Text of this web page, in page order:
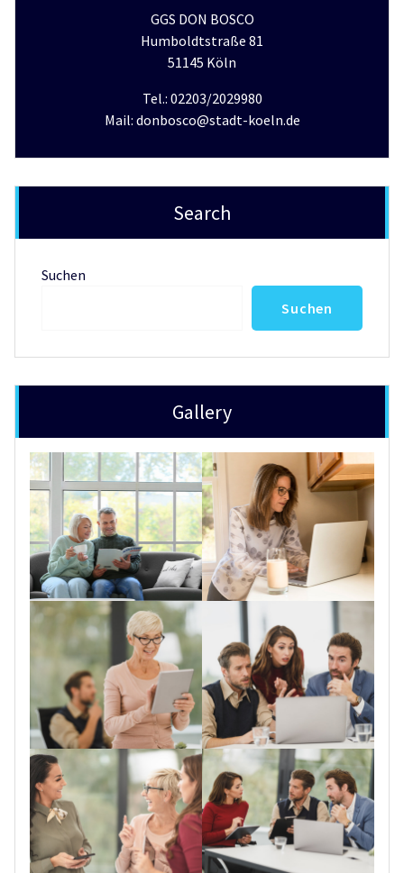
GGS DON BOSCO
Humboldtstraße 81
51145 Köln
Tel.: 02203/2029980
Mail: donbosco@stadt-koeln.de
Search
Suchen
Suchen
Gallery